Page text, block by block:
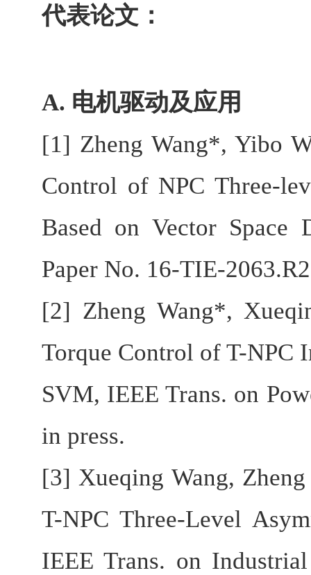
代表论文：
A. 电机驱动及应用
[1] Zheng Wang*, Yibo
Control of NPC Three-
Based on Vector Space
Paper No. 16-TIE-
[2] Zheng Wang*,
Torque Control of T-NPC
SVM, IEEE Trans. on
in press.
[3] Xueqing Wang,
T-NPC Three-Level
IEEE Trans. on